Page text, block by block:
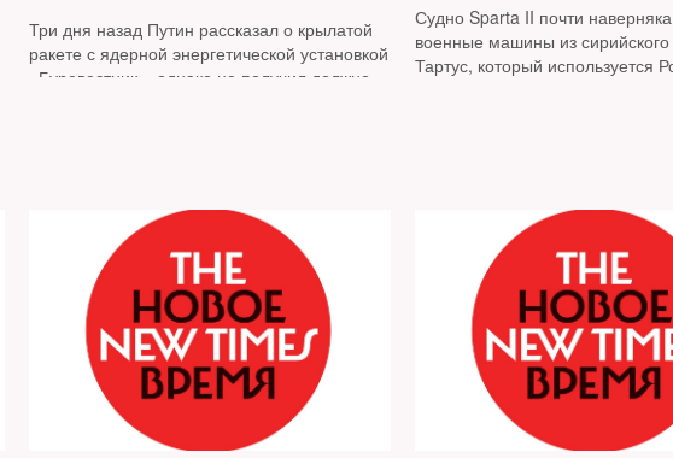
подводный аппарат
«Посейдон», оснащенный
ядерной энергетической
Три дня назад Путин рассказал о крылатой
ракете с ядерной энергетической установкой
«Буревестник», однако не получил должной
Судно Sparta II почти
военные машины из сирийского
Тартус, который используется